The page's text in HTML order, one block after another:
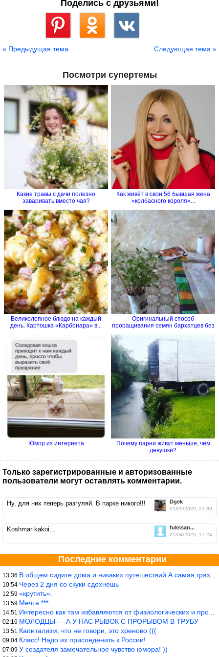
Поделись с друзьями!
« Предыдущая тема Следующая тема »
Посмотри супертемы
Какие травы с дачи полезно
заваривать вместо чая?
Как живёт в свои 56 бывшая жена
«колбасного короля»...
Великолепное блюдо на каждый
день. Картошка «Карбонара» в...
Оригинальный способ
проращивания семян бархатцев без
Юмор из интернета
Почему парни живут меньше, чем
девушки?
Только зарегистрированные и авторизованные
пользователи могут оставлять комментарии.
Dgek
02/05/2020, 21:39
Ну, для них теперь разгуляй. В парке никого!!!
fukssan...
21/04/2020, 17:24
Koshmar kakoi…
Последние комментарии
13:36 В общем сидите дома и никаких путешествий А самая грязная в от
10:54 Через 2 дня со скуки сдохнешь
12:59 «крутить».
13:59 Мечта ***
14:51 Интересно как там избавляются от физиологических и прочих отходо
02:16 МОЛОДЦЫ — А У НАС РЫВОК С ПРОРЫВОМ В ТРУБУ
13:51 Капитализм, что не говори, это хреново (((
09:04 Класс! Надо их присоеденить к России!
07:09 У создателя замечательное чувство юмора! ))